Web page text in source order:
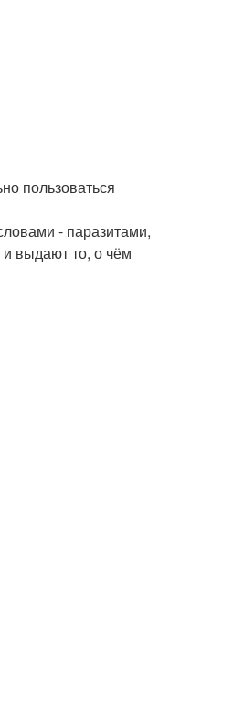
пользоваться
- паразитами,
и выдают то, о чём